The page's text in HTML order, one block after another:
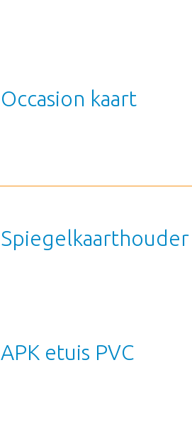
Occasion kaart
Spiegelkaarthouder
APK etuis PVC